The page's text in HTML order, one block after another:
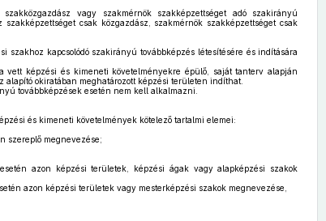
vagy szakmérnök szakképzettséget adó szakirányú
csak közgazdász, szakmérnök szakképzettséget csak
kapcsolódó szakirányú továbbképzés létesítésére és indítására
képzési és kimeneti követelményekre épülő, saját tanterv alapján
okiratában meghatározott képzési területen indíthat.
továbbképzések esetén nem kell alkalmazni.
és kimeneti követelmények kötelező tartalmi elemei:
szereplő megnevezése;
azon képzési területek, képzési ágak vagy alapképzési szakok
azon képzési területek vagy mesterképzési szakok megnevezése,